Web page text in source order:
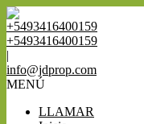
+5493416400159
+5493416400159
|
info@jdprop.com
MENÚ
LLAMAR